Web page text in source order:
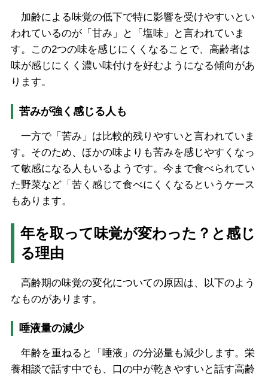
加齢による味覚の低下で特に影響を受けやすいとい
われているのが「甘み」と「塩味」と言われていま
す。この2つの味を感じにくくなることで、高齢者は
味が感じにくく濃い味付けを好むようになる傾向があ
ります。
苦みが強く感じる人も
一方で「苦み」は比較的残りやすいと言われていま
す。そのため、ほかの味よりも苦みを感じやすくなっ
て敏感になる人もいるようです。今まで食べられてい
た野菜など「苦く感じて食べにくくなるというケース
もあります。
年を取って味覚が変わった？と感じ
る理由
高齢期の味覚の変化についての原因は、以下のよう
なものがあります。
唾液量の減少
年齢を重ねると「唾液」の分泌量も減少します。栄
養相談で話す中でも、口の中が乾きやすいと話す高齢